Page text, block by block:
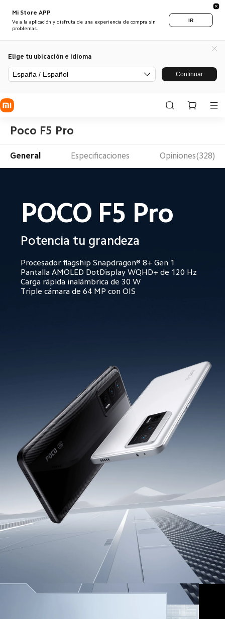
Mi Store APP
Ve a la aplicación y disfruta de una experiencia de compra sin
problemas.
IR
Elige tu ubicación e idioma
España / Español Continuar
Poco F5 Pro
General Especificaciones Opiniones(328)
POCO F5 Pro
Potencia tu grandeza
Procesador flagship Snapdragon® 8+ Gen 1
Pantalla AMOLED DotDisplay WQHD+ de 120 Hz
Carga rápida inalámbrica de 30 W
Triple cámara de 64 MP con OIS